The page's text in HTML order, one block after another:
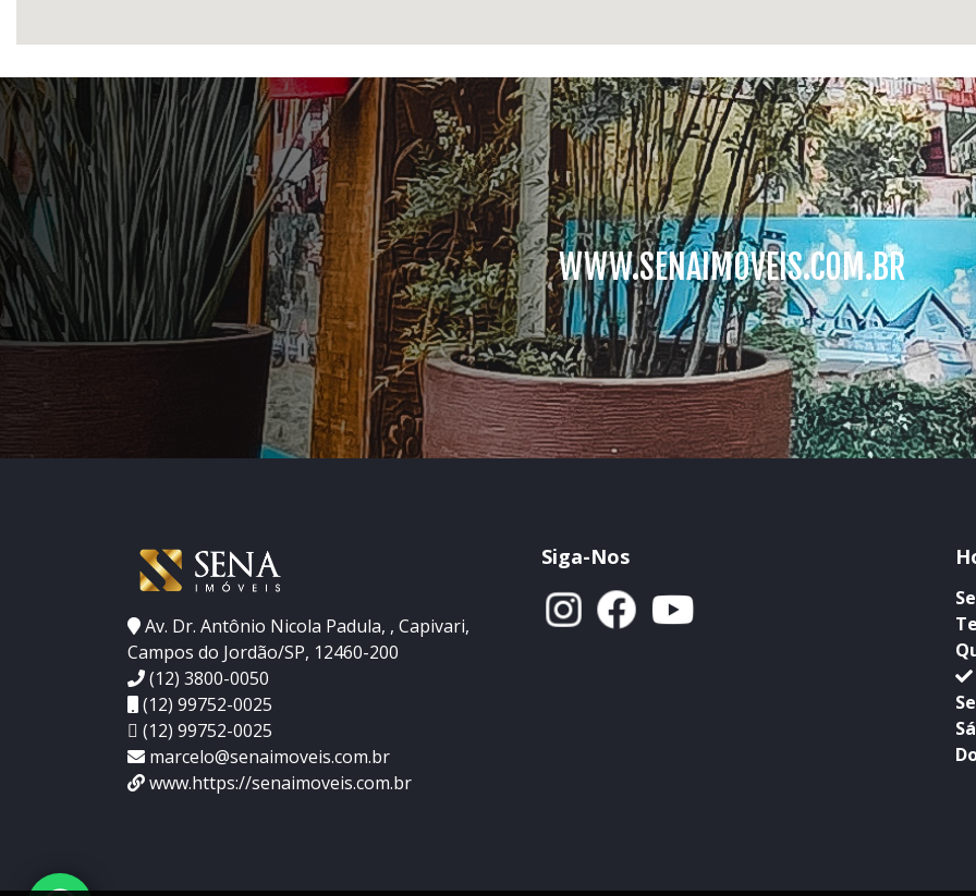
WWW.SENAIMOVEIS.COM.BR
Av. Dr. Antônio Nicola Padula, , Capivari,
Campos do Jordão/SP, 12460-200
(12) 3800-0050
(12) 99752-0025
(12) 99752-0025
marcelo@senaimoveis.com.br
www.https://senaimoveis.com.br
Siga-Nos